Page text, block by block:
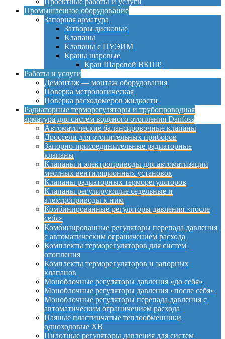
Промышленное оборудование
Запорная арматура
Затворы дисковые
Клапаны
Клапаны с ПУЭИМ
Краны шаровые
Кран Шаровой ВКШР
Работы и услуги
Демонтаж — монтаж оборудования
Поверка метрологическая
Поверка расходомеров жидкости
Радиаторные терморегуляторы и трубопроводная
арматура для систем водяного отопления Danfoss
Автоматические балансировочные клапаны
Дроссели для отопительных приборов
Запорно-присоединительные радиаторные
клапаны
Клапаны и электроприводы для автоматизации
местных вентиляционных установок
Клапаны радиаторных терморегуляторов
Клапаны регулирующие седельные и
электроприводы к ним
Комбинированные регуляторы давления «после
себя»
Комбинированные регуляторы перепада давления
с автоматическим ограничением расхода
Комплекты терморегуляторов для систем
отопления
Комплекты терморегуляторов и запорных
клапанов
Моноблочные регуляторы давления «до себя»
Моноблочные регуляторы давления «после себя»
Моноблочные регуляторы перепада давления с
автоматическим ограничением расхода
Паяные пластинчатые теплообменники
одноходовые XB
Пилотные регуляторы давления для систем